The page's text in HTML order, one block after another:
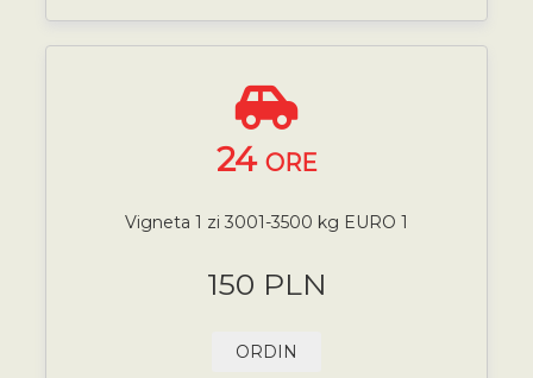
24 ORE
Vigneta 1 zi 3001-3500 kg EURO 1
150 PLN
ORDIN